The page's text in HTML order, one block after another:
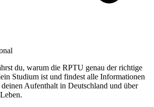
du, warum die RPTU genau der richtige
Studium ist und findest alle Informationen
Aufenthalt in Deutschland und über